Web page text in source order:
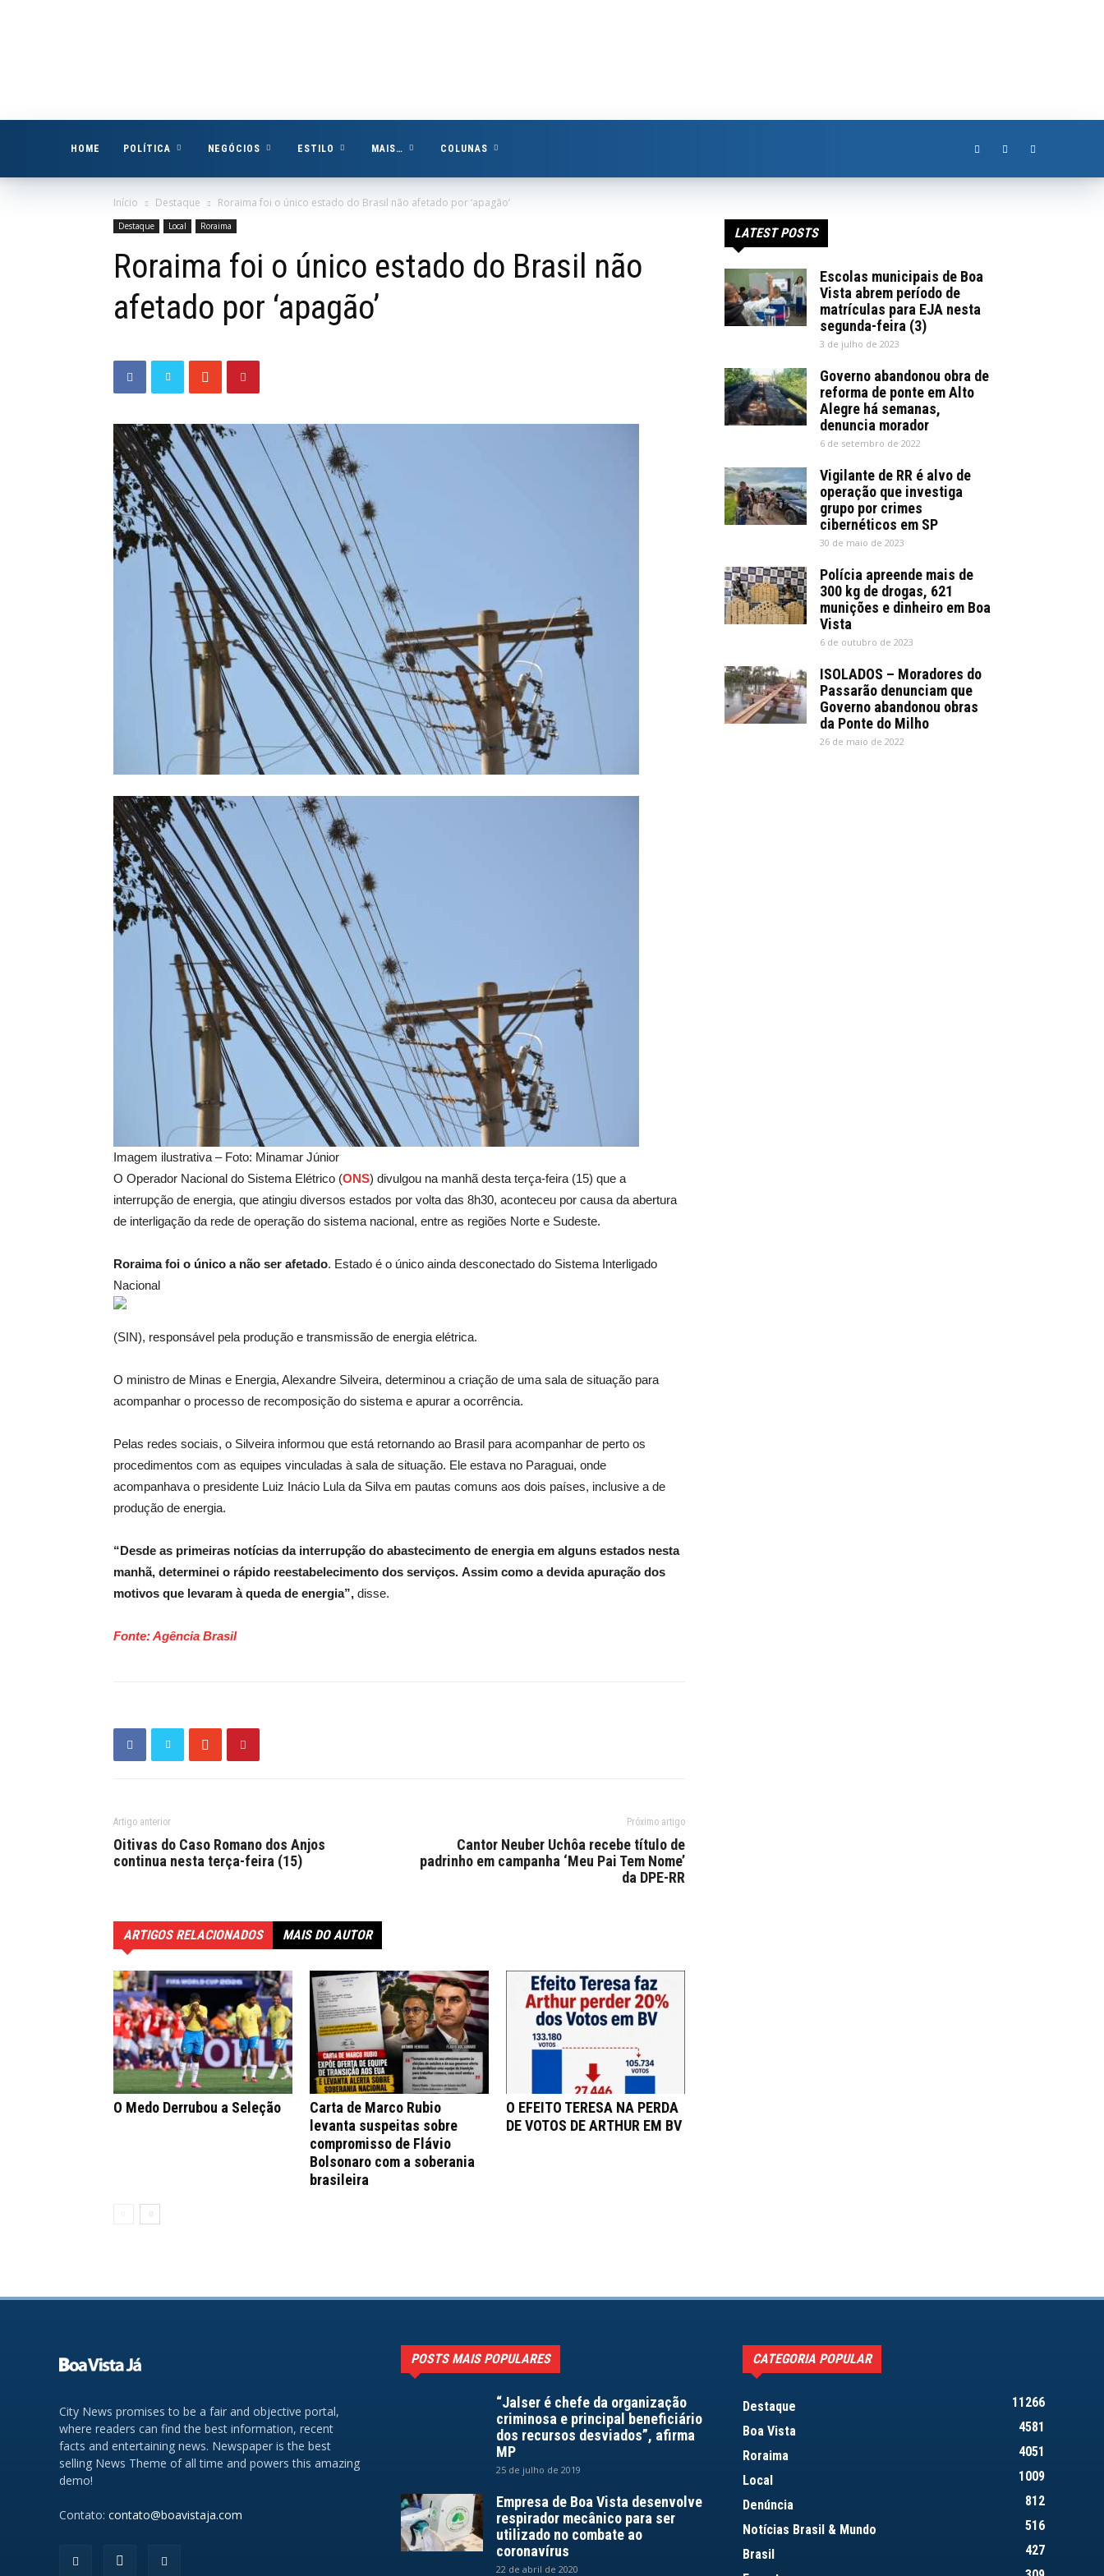
HOME POLÍTICA NEGÓCIOS ESTILO MAIS… COLUNAS
Início Destaque Roraima foi o único estado do Brasil não afetado por ‘apagão’
Destaque Local Roraima
Roraima foi o único estado do Brasil não
afetado por ‘apagão’
Imagem ilustrativa – Foto: Minamar Júnior
O Operador Nacional do Sistema Elétrico (ONS) divulgou na manhã desta terça-feira (15) que a
interrupção de energia, que atingiu diversos estados por volta das 8h30, aconteceu por causa da abertura
de interligação da rede de operação do sistema nacional, entre as regiões Norte e Sudeste.
Roraima foi o único a não ser afetado. Estado é o único ainda desconectado do Sistema Interligado
Nacional
(SIN), responsável pela produção e transmissão de energia elétrica.
O ministro de Minas e Energia, Alexandre Silveira, determinou a criação de uma sala de situação para
acompanhar o processo de recomposição do sistema e apurar a ocorrência.
Pelas redes sociais, o Silveira informou que está retornando ao Brasil para acompanhar de perto os
procedimentos com as equipes vinculadas à sala de situação. Ele estava no Paraguai, onde
acompanhava o presidente Luiz Inácio Lula da Silva em pautas comuns aos dois países, inclusive a de
produção de energia.
“Desde as primeiras notícias da interrupção do abastecimento de energia em alguns estados nesta
manhã, determinei o rápido reestabelecimento dos serviços. Assim como a devida apuração dos
motivos que levaram à queda de energia”, disse.
Fonte: Agência Brasil
Artigo anterior
Oitivas do Caso Romano dos Anjos
continua nesta terça-feira (15)
Próximo artigo
Cantor Neuber Uchôa recebe título de
padrinho em campanha ‘Meu Pai Tem Nome’
da DPE-RR
ARTIGOS RELACIONADOS MAIS DO AUTOR
O Medo Derrubou a Seleção
Carta de Marco Rubio
levanta suspeitas sobre
compromisso de Flávio
Bolsonaro com a soberania
brasileira
O EFEITO TERESA NA PERDA
DE VOTOS DE ARTHUR EM BV
LATEST POSTS
Escolas municipais de Boa
Vista abrem período de
matrículas para EJA nesta
segunda-feira (3)
3 de julho de 2023
Governo abandonou obra de
reforma de ponte em Alto
Alegre há semanas,
denuncia morador
6 de setembro de 2022
Vigilante de RR é alvo de
operação que investiga
grupo por crimes
cibernéticos em SP
30 de maio de 2023
Polícia apreende mais de
300 kg de drogas, 621
munições e dinheiro em Boa
Vista
6 de outubro de 2023
ISOLADOS – Moradores do
Passarão denunciam que
Governo abandonou obras
da Ponte do Milho
26 de maio de 2022
City News promises to be a fair and objective portal,
where readers can find the best information, recent
facts and entertaining news. Newspaper is the best
selling News Theme of all time and powers this amazing
demo!
Contato: contato@boavistaja.com
POSTS MAIS POPULARES
“Jalser é chefe da organização
criminosa e principal beneficiário
dos recursos desviados”, afirma
MP
25 de julho de 2019
Empresa de Boa Vista desenvolve
respirador mecânico para ser
utilizado no combate ao
coronavírus
22 de abril de 2020
CATEGORIA POPULAR
Destaque
11266
Boa Vista
4581
Roraima
4051
Local
1009
Denúncia
812
Notícias Brasil & Mundo
516
Brasil
427